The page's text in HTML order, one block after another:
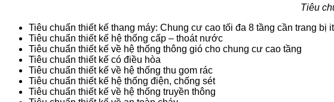
Tiêu
Tiêu chuẩn thiết kế thang máy: Chung cư cao tối đa 8 tầng cần trang bị
Tiêu chuẩn thiết kế hệ thống cấp – thoát nước
Tiêu chuẩn thiết kế về hệ thống thông gió cho chung cư cao tầng
Tiêu chuẩn thiết kế có điều hòa
Tiêu chuẩn thiết kế về hệ thống thu gom rác
Tiêu chuẩn thiết kế hệ thống điện, chống sét
Tiêu chuẩn thiết kế về hệ thống truyền thông